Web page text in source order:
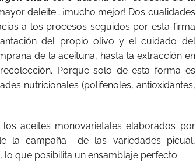
deleite… ¡mucho mejor! Dos cualidades
a los procesos seguidos por esta firma
del propio olivo y el cuidado del
de la aceituna, hasta la extracción en
Porque solo de esta forma es
nutricionales (polifenoles, antioxidantes,
aceites monovarietales elaborados por
la campaña –de las variedades picual,
que posibilita un ensamblaje perfecto.